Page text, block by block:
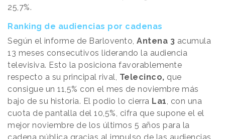
25,7%.
Ranking de audiencias por cadenas
Según el informe de Barlovento, Antena 3 acumula
13 meses consecutivos liderando la audiencia
televisiva. Esto la posiciona favorablemente
respecto a su principal rival,
Telecinco, que
consigue un 11,5% con el mes de noviembre más
bajo de su historia. El podio lo cierra La1 , con una
cuota de pantalla del 10,5%, cifra que supone el el
mejor noviembre de los últimos 5 años para la
cadena pública gracias al impulso de las audiencias